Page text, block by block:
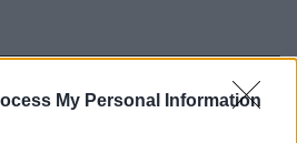
My Personal Information
i